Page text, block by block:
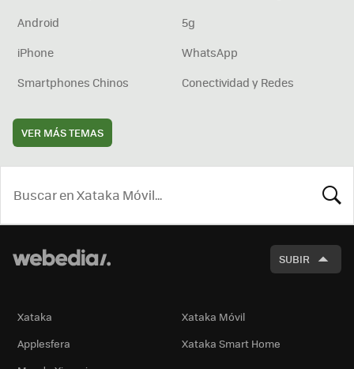
Android
5g
iPhone
WhatsApp
Smartphones Chinos
Conectividad y Redes
VER MÁS TEMAS
SUBIR
Xataka
Xataka Móvil
Applesfera
Xataka Smart Home